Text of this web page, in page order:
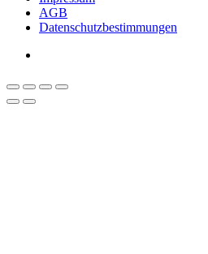
AGB
Datenschutzbestimmungen